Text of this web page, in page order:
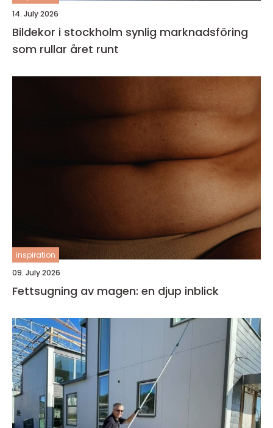
14. July 2026
Bildekor i stockholm synlig marknadsföring
som rullar året runt
inspiration
09. July 2026
Fettsugning av magen: en djup inblick